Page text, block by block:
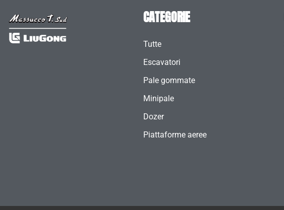
CATEGORIE
Tutte
Escavatori
Pale gommate
Minipale
Dozer
Piattaforme aeree